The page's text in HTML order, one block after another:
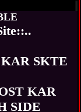
SKTE
KAR
SIDE